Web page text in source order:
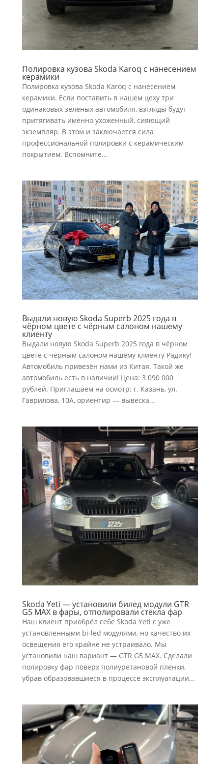
Полировка кузова Skoda Karoq с нанесением
керамики
Полировка кузова Skoda Karoq с нанесением
керамики. Если поставить в нашем цеху три
одинаковых зелёных автомобиля, взгляды будут
притягивать именно ухоженный, сияющий
экземпляр. В этом и заключается сила
профессиональной полировки с керамическим
покрытием. Вспомните...
Выдали новую Skoda Superb 2025 года в
чёрном цвете с чёрным салоном нашему
клиенту
Выдали новую Skoda Superb 2025 года в чёрном
цвете с чёрным салоном нашему клиенту Радику!
Автомобиль привезён нами из Китая. Такой же
автомобиль есть в наличии! Цена: 3 090 000
рублей. Приглашаем на осмотр: г. Казань, ул.
Гаврилова, 10А, ориентир — вывеска...
Skoda Yeti — установили билед модули GTR
G5 MAX в фары, отполировали стекла фар
Наш клиент приобрёл себе Skoda Yeti с уже
установленными bi-led модулями, но качество их
освещения его крайне не устраивало. Мы
установили наш вариант — GTR G5 MAX. Сделали
полировку фар поверх полиуретановой плёнки,
убрав образовавшиеся в процессе эксплуатации...